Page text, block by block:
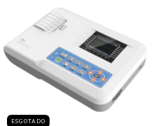
ESGOTADO